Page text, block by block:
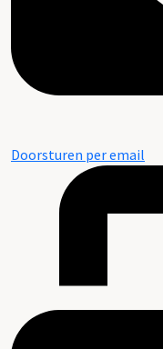
Doorsturen per email